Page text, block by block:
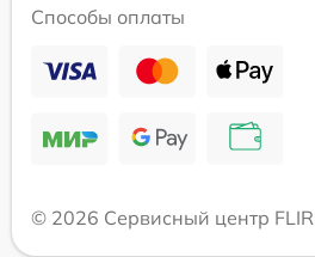
Способы оплаты
© 2026 Сервисный центр FLIR